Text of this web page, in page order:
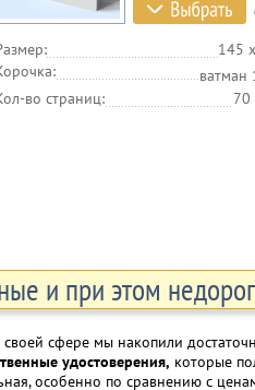
145
ватман
во страниц: 70
и при этом
сфере мы накопили
удостоверения, которые
особенно по сравнению с